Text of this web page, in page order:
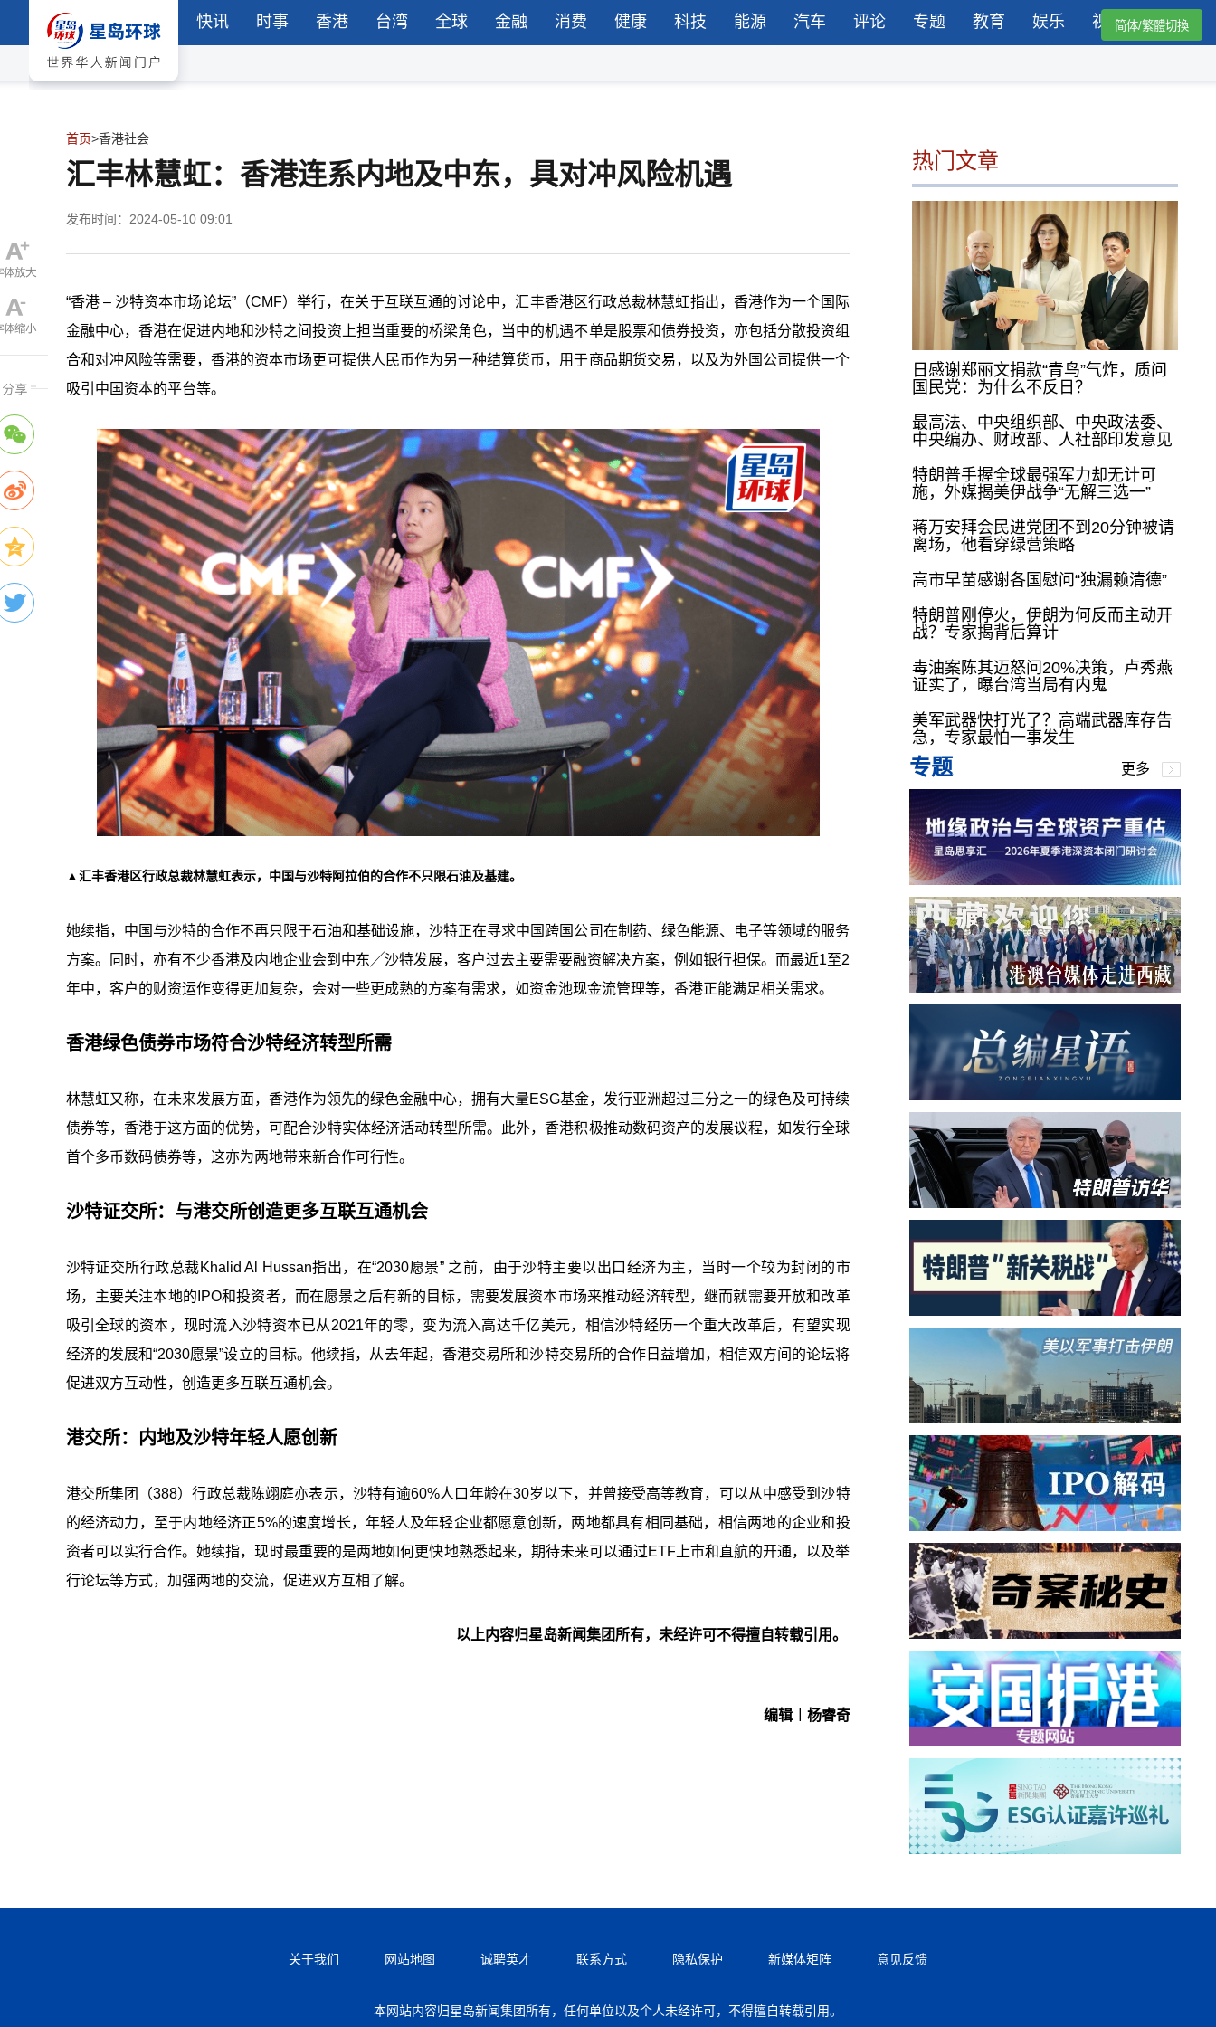
快讯 时事 香港 台湾 全球 金融 消费 健康 科技 能源 汽车 评论 专题 教育 娱乐 视频简体/繁體切換
首页>香港社会
汇丰林慧虹：香港连系内地及中东，具对冲风险机遇
发布时间：2024-05-10 09:01
“香港 – 沙特资本市场论坛”（CMF）举行，在关于互联互通的讨论中，汇丰香港区行政总裁林慧虹指出，香港作为一个国际
金融中心，香港在促进内地和沙特之间投资上担当重要的桥梁角色，当中的机遇不单是股票和债券投资，亦包括分散投资组
合和对冲风险等需要，香港的资本市场更可提供人民币作为另一种结算货币，用于商品期货交易，以及为外国公司提供一个
吸引中国资本的平台等。
▲汇丰香港区行政总裁林慧虹表示，中国与沙特阿拉伯的合作不只限石油及基建。
她续指，中国与沙特的合作不再只限于石油和基础设施，沙特正在寻求中国跨国公司在制药、绿色能源、电子等领域的服务
方案。同时，亦有不少香港及内地企业会到中东╱沙特发展，客户过去主要需要融资解决方案，例如银行担保。而最近1至2
年中，客户的财资运作变得更加复杂，会对一些更成熟的方案有需求，如资金池现金流管理等，香港正能满足相关需求。
香港绿色债券市场符合沙特经济转型所需
林慧虹又称，在未来发展方面，香港作为领先的绿色金融中心，拥有大量ESG基金，发行亚洲超过三分之一的绿色及可持续
债券等，香港于这方面的优势，可配合沙特实体经济活动转型所需。此外，香港积极推动数码资产的发展议程，如发行全球
首个多币数码债券等，这亦为两地带来新合作可行性。
沙特证交所：与港交所创造更多互联互通机会
沙特证交所行政总裁Khalid Al Hussan指出，在“2030愿景” 之前，由于沙特主要以出口经济为主，当时一个较为封闭的市
场，主要关注本地的IPO和投资者，而在愿景之后有新的目标，需要发展资本市场来推动经济转型，继而就需要开放和改革
吸引全球的资本，现时流入沙特资本已从2021年的零，变为流入高达千亿美元，相信沙特经历一个重大改革后，有望实现
经济的发展和“2030愿景”设立的目标。他续指，从去年起，香港交易所和沙特交易所的合作日益增加，相信双方间的论坛将
促进双方互动性，创造更多互联互通机会。
港交所：内地及沙特年轻人愿创新
港交所集团（388）行政总裁陈翊庭亦表示，沙特有逾60%人口年龄在30岁以下，并曾接受高等教育，可以从中感受到沙特
的经济动力，至于内地经济正5%的速度增长，年轻人及年轻企业都愿意创新，两地都具有相同基础，相信两地的企业和投
资者可以实行合作。她续指，现时最重要的是两地如何更快地熟悉起来，期待未来可以通过ETF上市和直航的开通，以及举
行论坛等方式，加强两地的交流，促进双方互相了解。
以上内容归星岛新闻集团所有，未经许可不得擅自转载引用。
编辑︱杨睿奇
热门文章
日感谢郑丽文捐款“青鸟”气炸，质问
国民党：为什么不反日？
最高法、中央组织部、中央政法委、
中央编办、财政部、人社部印发意见
特朗普手握全球最强军力却无计可
施，外媒揭美伊战争“无解三选一”
蒋万安拜会民进党团不到20分钟被请
离场，他看穿绿营策略
高市早苗感谢各国慰问“独漏赖清德”
特朗普刚停火，伊朗为何反而主动开
战？专家揭背后算计
毒油案陈其迈怒问20%决策，卢秀燕
证实了，曝台湾当局有内鬼
美军武器快打光了？高端武器库存告
急，专家最怕一事发生
专题 更多
关于我们 网站地图 诚聘英才 联系方式 隐私保护 新媒体矩阵 意见反馈
本网站内容归星岛新闻集团所有，任何单位以及个人未经许可，不得擅自转载引用。